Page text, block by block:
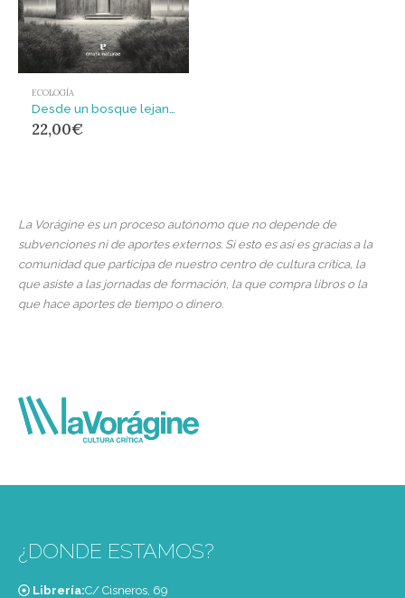
ECOLOGÍA
22,00€
La Vorágine es un proceso autónomo que no depende de
subvenciones ni de aportes externos. Si esto es así es gracias a la
comunidad que participa de nuestro centro de cultura crítica, la
que asiste a las jornadas de formación, la que compra libros o la
que hace aportes de tiempo o dinero.
¿DONDE ESTAMOS?
Librería:C/ Cisneros, 69